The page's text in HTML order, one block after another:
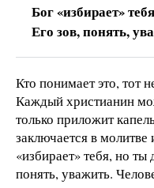
Бог «избирает»
Его зов, понять,
Кто понимает это, тот
Каждый христианин
только приложит
заключается в
«избирает» тебя, но
понять, уважить.